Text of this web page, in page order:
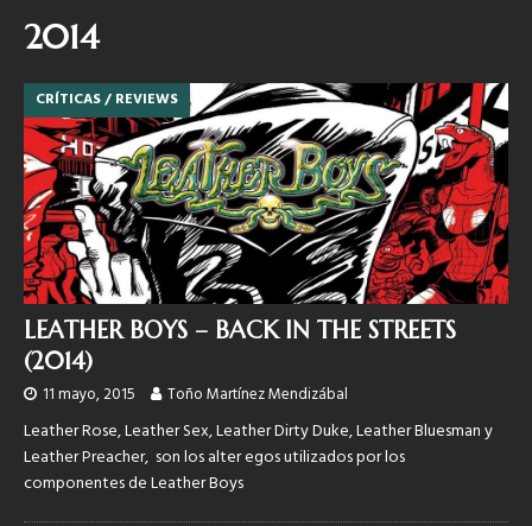
2014
CRÍTICAS / REVIEWS
LEATHER BOYS – BACK IN THE STREETS
(2014)
11 mayo, 2015 Toño Martínez Mendizábal
Leather Rose, Leather Sex, Leather Dirty Duke, Leather Bluesman y
Leather Preacher, son los alter egos utilizados por los
componentes de Leather Boys